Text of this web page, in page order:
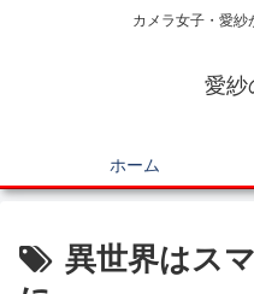
カメラ女子・愛紗
愛紗
ホーム
異世界はス